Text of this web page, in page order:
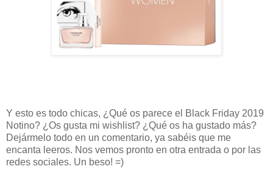
Y esto es todo chicas, ¿Qué os parece el Black Friday 2019
Notino? ¿Os gusta mi wishlist? ¿Qué os ha gustado más?
Dejármelo todo en un comentario, ya sabéis que me
encanta leeros. Nos vemos pronto en otra entrada o por las
redes sociales. Un beso! =)